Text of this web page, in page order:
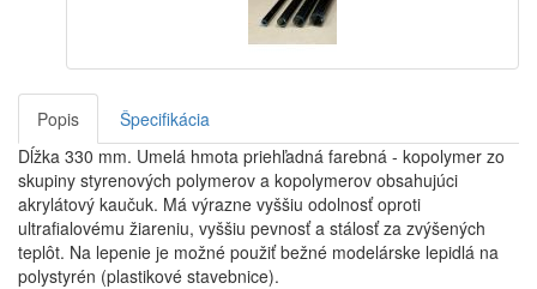
Popis
Špecifikácia
Dĺžka 330 mm. Umelá hmota priehľadná farebná - kopolymer zo
skupiny styrenových polymerov a kopolymerov obsahujúci
akrylátový kaučuk. Má výrazne vyššiu odolnosť oproti
ultrafialovému žiareniu, vyššiu pevnosť a stálosť za zvýšených
teplôt. Na lepenie je možné použiť bežné modelárske lepidlá na
polystyrén (plastikové stavebnice).